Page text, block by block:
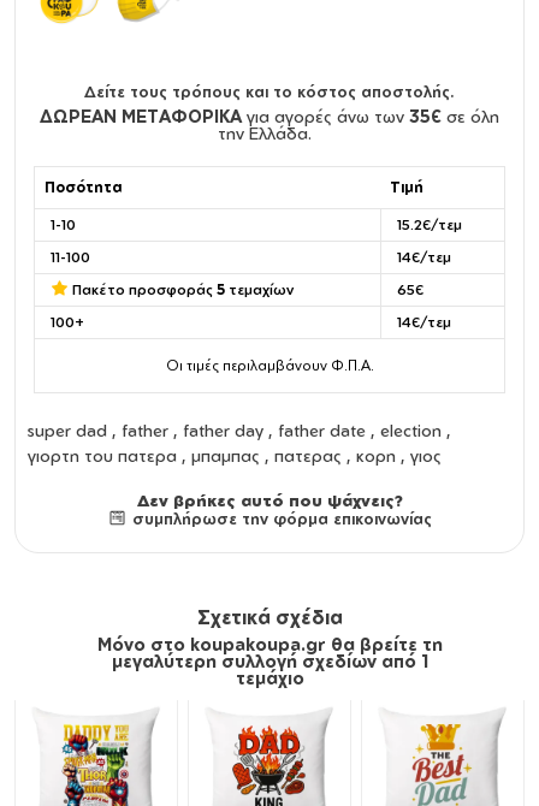
Δείτε τους τρόπους και το κόστος αποστολής.
ΔΩΡΕΑΝ ΜΕΤΑΦΟΡΙΚΑ για αγορές άνω των 35€ σε όλη
την Ελλάδα.
Ποσότητα Τιμή
1-10
15.2€/τεμ
11-100
14€/τεμ
Πακέτο προσφοράς 5 τεμαχίων
65€
100+
14€/τεμ
Οι τιμές περιλαμβάνουν Φ.Π.Α.
super dad , father , father day , father date , election ,
γιορτη του πατερα , μπαμπας , πατερας , κορη , γιος
Δεν βρήκες αυτό που ψάχνεις?
συμπλήρωσε την φόρμα επικοινωνίας
Σχετικά σχέδια
Μόνο στο koupakoupa.gr θα βρείτε τη
μεγαλύτερη συλλογή σχεδίων από 1
τεμάχιο